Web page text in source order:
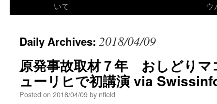
いて
ウ
Daily Archives: 2018/04/09
原発事故取材７年 おしどりマ
ューリヒで初講演 via
Posted on 2018/04/09by nfield